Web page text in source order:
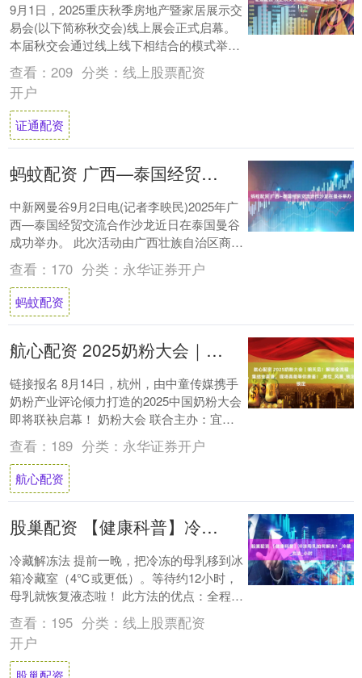
9月1日，2025重庆秋季房地产暨家居展示交
易会(以下简称秋交会)线上展会正式启幕。
本届秋交会通过线上线下相结合的模式举
行，线上秋交会于9月1日在微信小程
序“渝....
查看： 209 分类： 线上股票配资
开户
证通配资
蚂蚊配资 广西—泰国经贸交流合作沙龙在曼谷举办
中新网曼谷9月2日电(记者李映民)2025年广
西—泰国经贸交流合作沙龙近日在泰国曼谷
成功举办。 此次活动由广西壮族自治区商务
厅、泰中科学与技术协会主办，中国—东....
查看： 170 分类： 永华证券开户
蚂蚊配资
航心配资 2025奶粉大会｜明天见！解锁全流程，集结全渠道，现场高能等你亲鉴！_席位_风暴_锁定
链接报名 8月14日，杭州，由中童传媒携手
奶粉产业评论倾力打造的2025中国奶粉大会
即将联袂启幕！ 奶粉大会 联合主办：宜品
集团、HiPP德国喜宝、纽瑞滋 支持....
查看： 189 分类： 永华证券开户
航心配资
股巢配资 【健康科普】冷冻母乳如何解冻？_冷藏_方法_小时
冷藏解冻法 提前一晚，把冷冻的母乳移到冰
箱冷藏室（4℃或更低）。等待约12小时，
母乳就恢复液态啦！ 此方法的优点：全程低
温，营养保留最完整，脂肪结构最稳定。
此....
查看： 195 分类： 线上股票配资
开户